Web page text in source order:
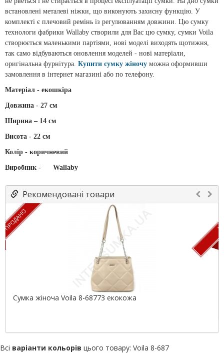
встановлені металеві ніжки, що виконують захисну функцію. У
комплекті є плечовий ремінь із регулюванням довжини. Цю сумку
технологи фабрики Wallaby створили для Вас цю сумку, сумки Voila
створюється маленькими партіями, нові моделі виходять щотижня,
так само відбуваються оновлення моделей - нові матеріали,
оригінальна фурнітура. Купити сумку жіночу можна оформивши
замовлення в інтернет магазині або по телефону.
Матеріал - екошкіра
Довжина - 27 см
Ширина – 14 см
Висота - 22 см
Колір - коричневий
Виробник - Wallaby
Рекомендовані товари
ПРОДАНО
Сумка жіноча Voila 8-68773 екокожа
Всі варіанти кольорів цього товару: Voila 8-687